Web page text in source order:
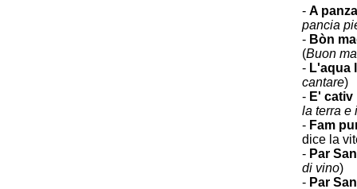
- A
pancia
- Bòn
(Buon
- L'aqua
cantare)
- E' cativ
la terra e
- Fam
dice la
- Par
di vino)
- Par